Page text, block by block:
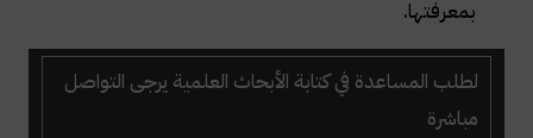
بمعرفتها.
لطلب المساعدة في كتابة الأبحاث العلمية يرجى التواصل
مباشرة